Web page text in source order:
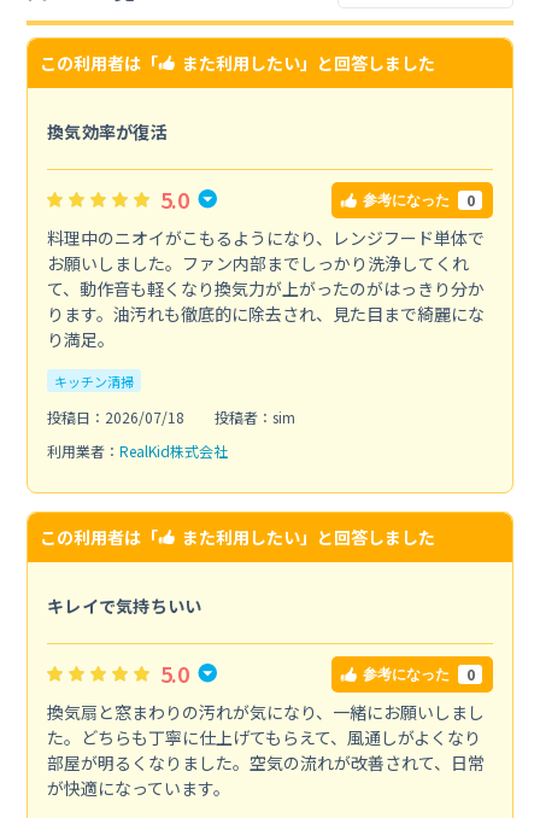
この利用者は「 また利用したい」と回答しました
換気効率が復活
5.0 参考になった 0
料理中のニオイがこもるようになり、レンジフード単体で
お願いしました。ファン内部までしっかり洗浄してくれ
て、動作音も軽くなり換気力が上がったのがはっきり分か
ります。油汚れも徹底的に除去され、見た目まで綺麗にな
り満足。
キッチン清掃
投稿日：2026/07/18
投稿者：sim
利用業者： RealKid株式会社
この利用者は「 また利用したい」と回答しました
キレイで気持ちいい
5.0 参考になった 0
換気扇と窓まわりの汚れが気になり、一緒にお願いしまし
た。どちらも丁寧に仕上げてもらえて、風通しがよくなり
部屋が明るくなりました。空気の流れが改善されて、日常
が快適になっています。